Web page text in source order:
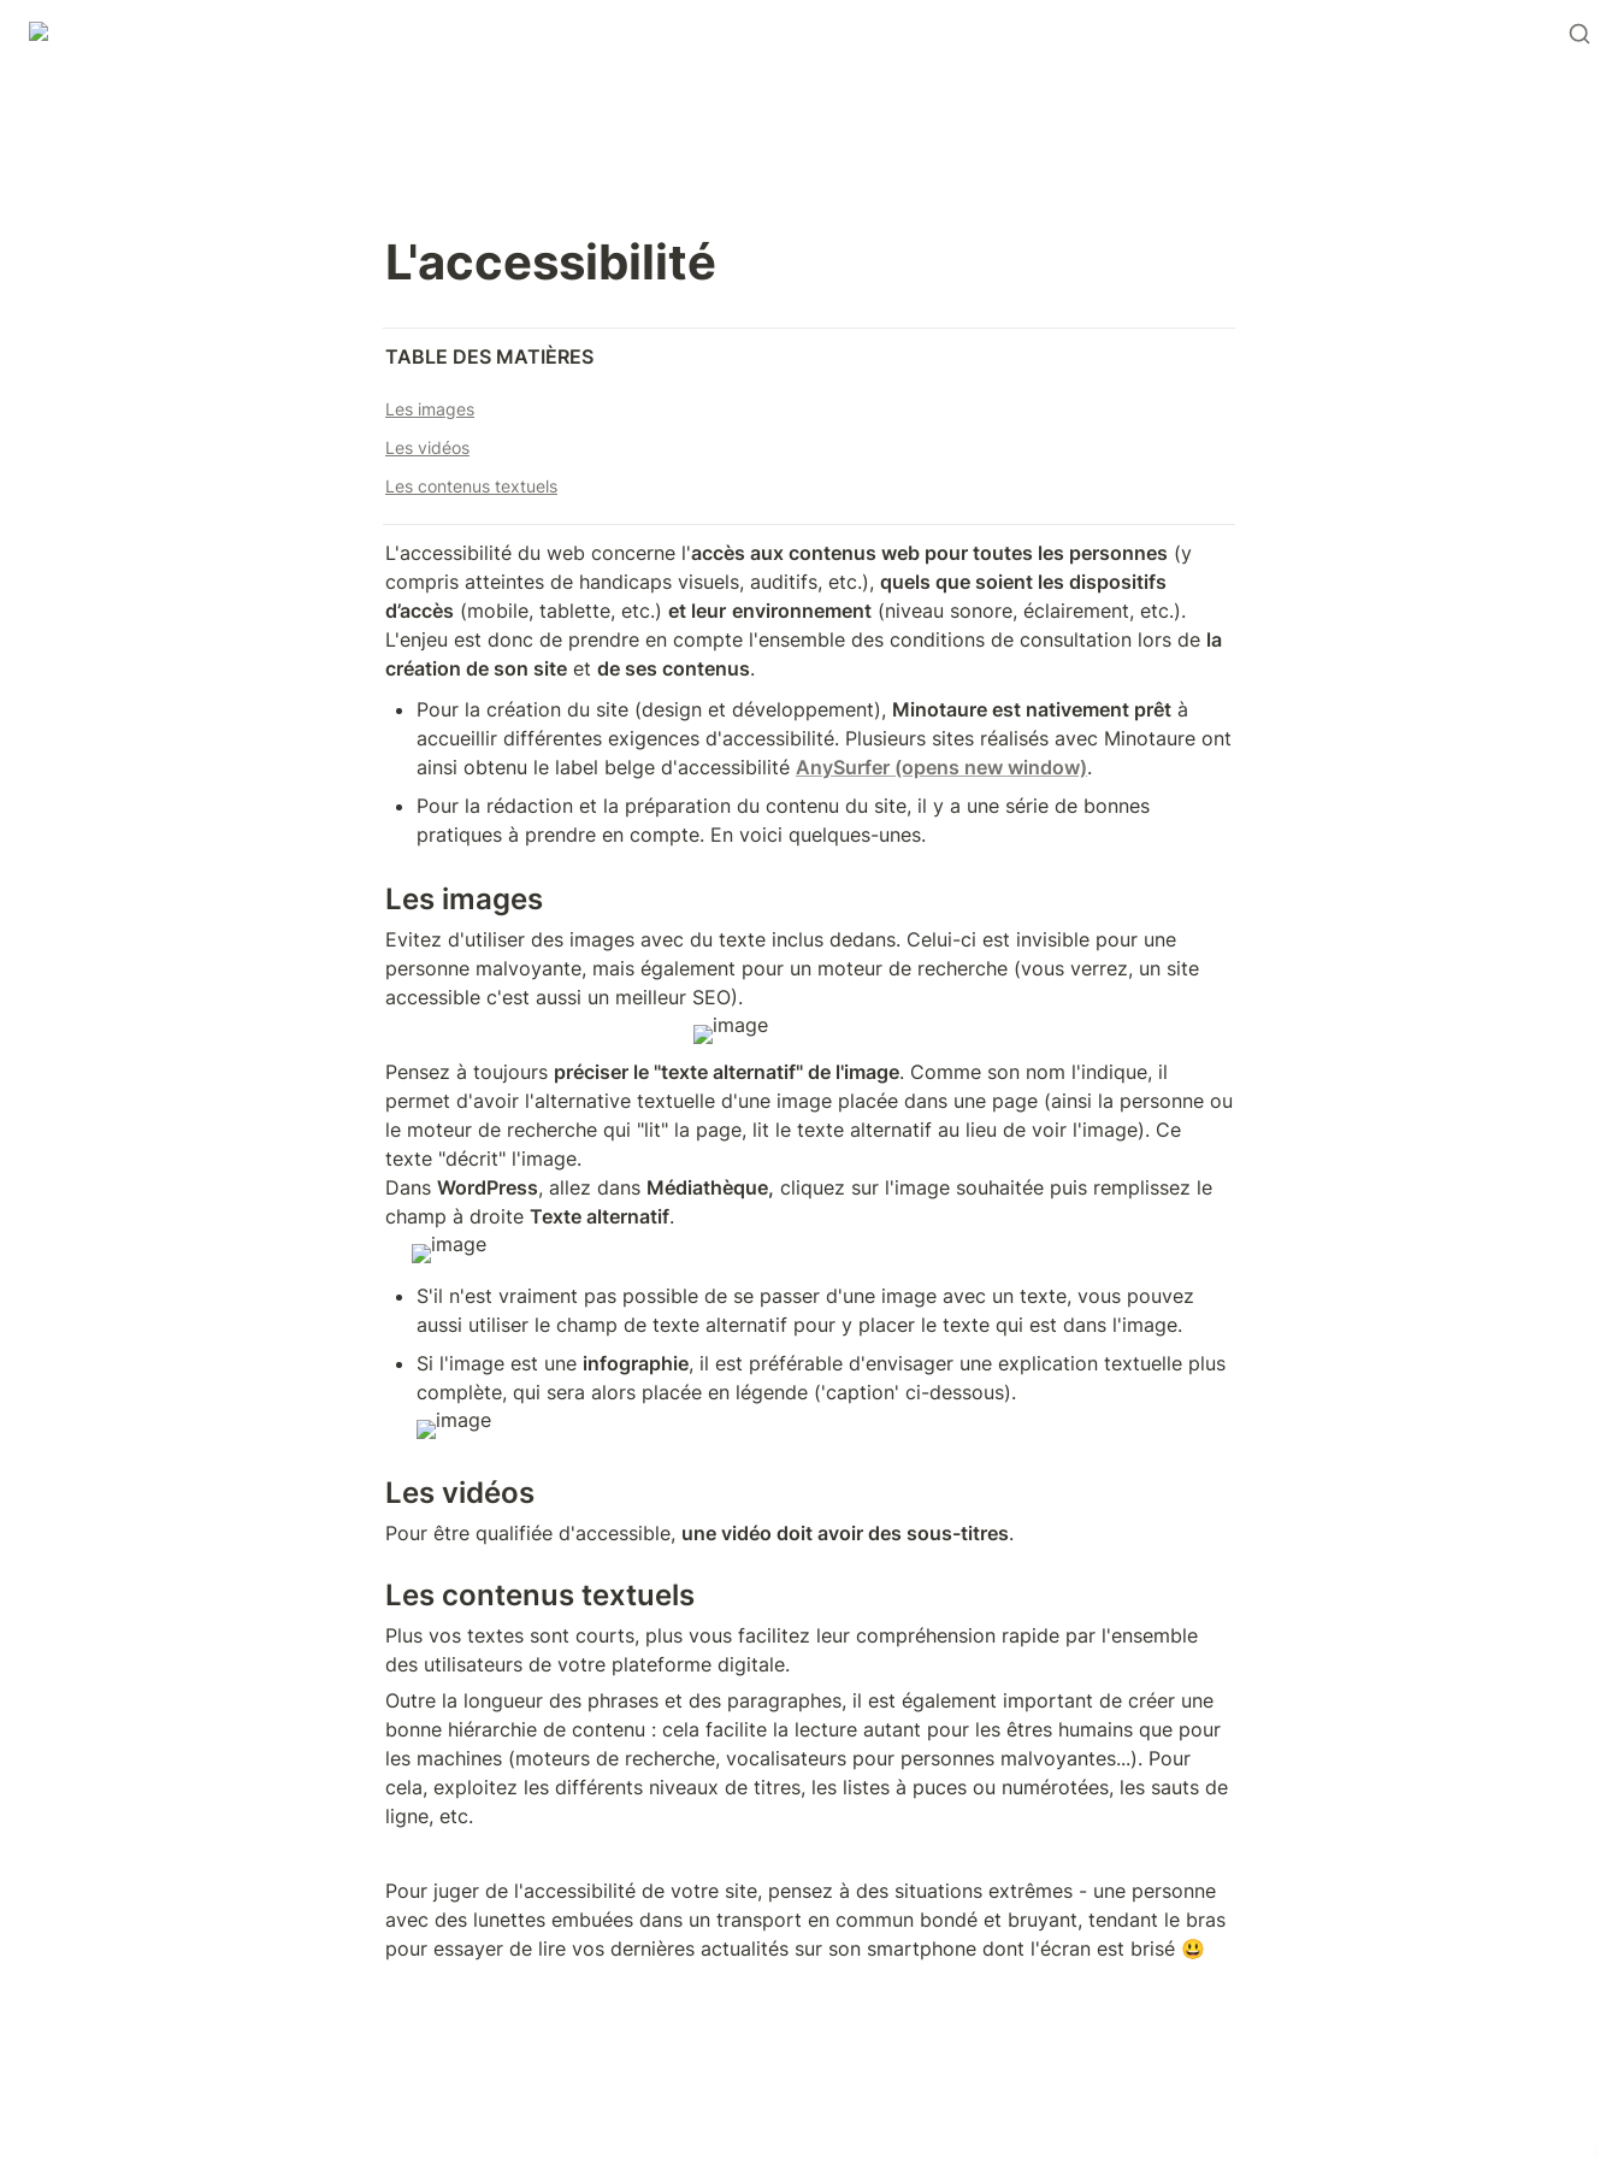
L'accessibilité
TABLE DES MATIÈRES
Les images
Les vidéos
Les contenus textuels
L'accessibilité du web concerne l'accès aux contenus web pour toutes les personnes (y
compris atteintes de handicaps visuels, auditifs, etc.), quels que soient les dispositifs
d’accès (mobile, tablette, etc.) et leur environnement (niveau sonore, éclairement, etc.).
L'enjeu est donc de prendre en compte l'ensemble des conditions de consultation lors de la
création de son site et de ses contenus.
Pour la création du site (design et développement), Minotaure est nativement prêt à
accueillir différentes exigences d'accessibilité. Plusieurs sites réalisés avec Minotaure ont
ainsi obtenu le label belge d'accessibilité AnySurfer (opens new window).
Pour la rédaction et la préparation du contenu du site, il y a une série de bonnes
pratiques à prendre en compte. En voici quelques-unes.
Les images
Evitez d'utiliser des images avec du texte inclus dedans. Celui-ci est invisible pour une
personne malvoyante, mais également pour un moteur de recherche (vous verrez, un site
accessible c'est aussi un meilleur SEO).
Pensez à toujours préciser le "texte alternatif" de l'image. Comme son nom l'indique, il
permet d'avoir l'alternative textuelle d'une image placée dans une page (ainsi la personne ou
le moteur de recherche qui "lit" la page, lit le texte alternatif au lieu de voir l'image). Ce
texte "décrit" l'image.
Dans WordPress, allez dans Médiathèque, cliquez sur l'image souhaitée puis remplissez le
champ à droite Texte alternatif.
S'il n'est vraiment pas possible de se passer d'une image avec un texte, vous pouvez
aussi utiliser le champ de texte alternatif pour y placer le texte qui est dans l'image.
Si l'image est une infographie, il est préférable d'envisager une explication textuelle plus
complète, qui sera alors placée en légende ('caption' ci-dessous).
Les vidéos
Pour être qualifiée d'accessible, une vidéo doit avoir des sous-titres.
Les contenus textuels
Plus vos textes sont courts, plus vous facilitez leur compréhension rapide par l'ensemble
des utilisateurs de votre plateforme digitale.
Outre la longueur des phrases et des paragraphes, il est également important de créer une
bonne hiérarchie de contenu : cela facilite la lecture autant pour les êtres humains que pour
les machines (moteurs de recherche, vocalisateurs pour personnes malvoyantes...). Pour
cela, exploitez les différents niveaux de titres, les listes à puces ou numérotées, les sauts de
ligne, etc.
Pour juger de l'accessibilité de votre site, pensez à des situations extrêmes - une personne
avec des lunettes embuées dans un transport en commun bondé et bruyant, tendant le bras
pour essayer de lire vos dernières actualités sur son smartphone dont l'écran est brisé 😃